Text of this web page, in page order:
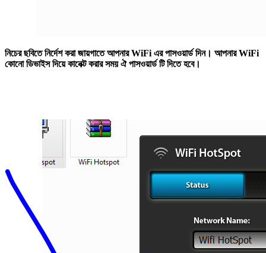
নিচের ছবিতে নির্দেশ করা জায়গাতে আপনার WiFi এর পাসওয়ার্ড দিন। আপনার WiFi
কোনো ডিভাইস দিয়ে কানেক্ট করার সময় ঐ পাসওয়ার্ড টি দিতে হবে।